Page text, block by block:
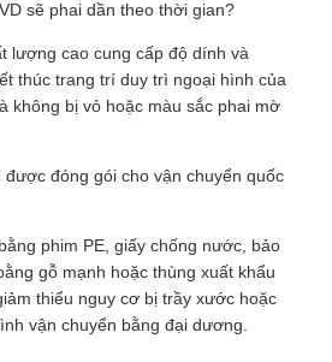
sẽ phai dần theo thời gian?
lượng cao cung cấp độ dính và
thúc trang trí duy trì ngoại hình của
không bị vỏ hoặc màu sắc phai mờ
đóng gói cho vận chuyển quốc
phim PE, giấy chống nước, bảo
gỗ mạnh hoặc thùng xuất khẩu
thiểu nguy cơ bị trầy xước hoặc
vận chuyển bằng đại dương.